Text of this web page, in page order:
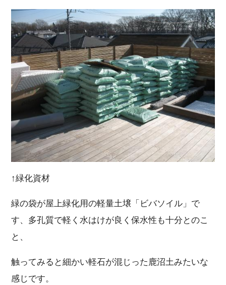
↑緑化資材
緑の袋が屋上緑化用の軽量土壌「ビバソイル」で
す、多孔質で軽く水はけが良く保水性も十分とのこ
と、
触ってみると細かい軽石が混じった鹿沼土みたいな
感じです。